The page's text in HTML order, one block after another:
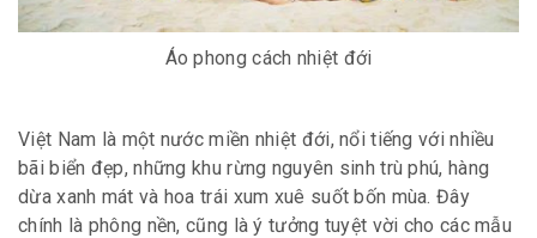
Áo phong cách nhiệt đới
Việt Nam là một nước miền nhiệt đới, nổi tiếng với nhiều
bãi biển đẹp, những khu rừng nguyên sinh trù phú, hàng
dừa xanh mát và hoa trái xum xuê suốt bốn mùa. Đây
chính là phông nền, cũng là ý tưởng tuyệt vời cho các mẫu